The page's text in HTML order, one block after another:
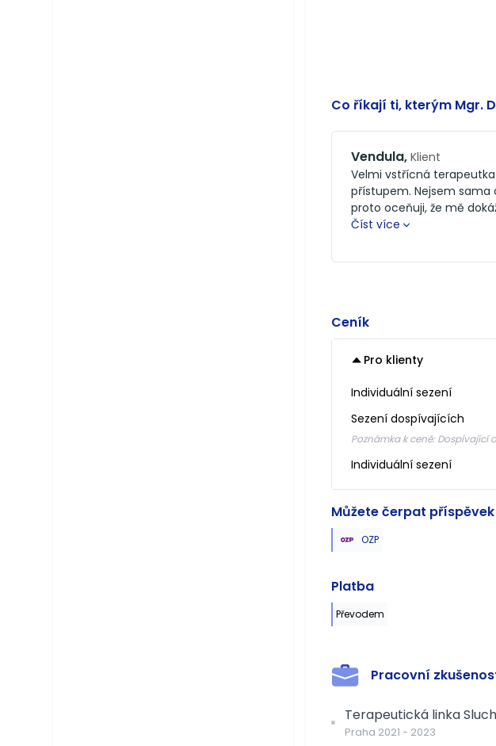
Co říkají ti, kterým Mgr.
Vendula, Klient
Velmi vstřícná
přístupem. Nejsem sama
proto oceňuji, že mě
trpělivost, když mi chybí
Číst více
Ceník
Pro klienty
Individuální sezení
Sezení dospívajících
Poznámka k ceně: Dospívající
Individuální sezení
Můžete čerpat
OZP
Platba
Převodem
Pracovní
Terapeutická linka
Praha 2021 - 2023